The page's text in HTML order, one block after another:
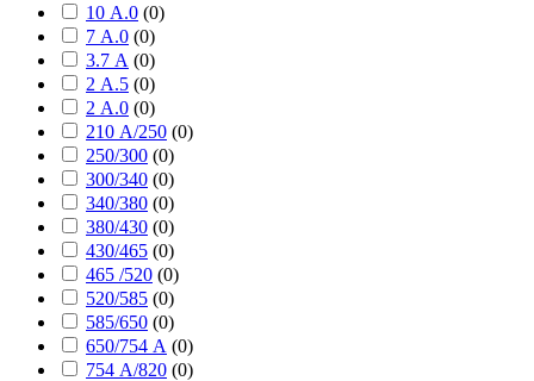
10 А.0 (0)
7 А.0 (0)
3.7 А (0)
2 А.5 (0)
2 А.0 (0)
210 А/250 (0)
250/300 (0)
300/340 (0)
340/380 (0)
380/430 (0)
430/465 (0)
465 /520 (0)
520/585 (0)
585/650 (0)
650/754 А (0)
754 А/820 (0)